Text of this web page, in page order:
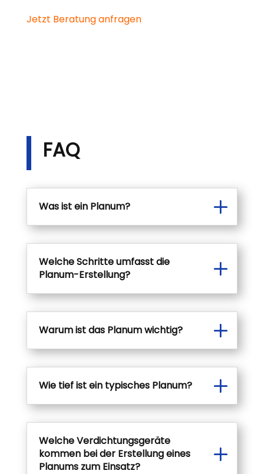
Jetzt Beratung anfragen
FAQ
Was ist ein Planum?
Welche Schritte umfasst die
Planum-Erstellung?
Warum ist das Planum wichtig?
Wie tief ist ein typisches Planum?
Welche Verdichtungsgeräte
kommen bei der Erstellung eines
Planums zum Einsatz?